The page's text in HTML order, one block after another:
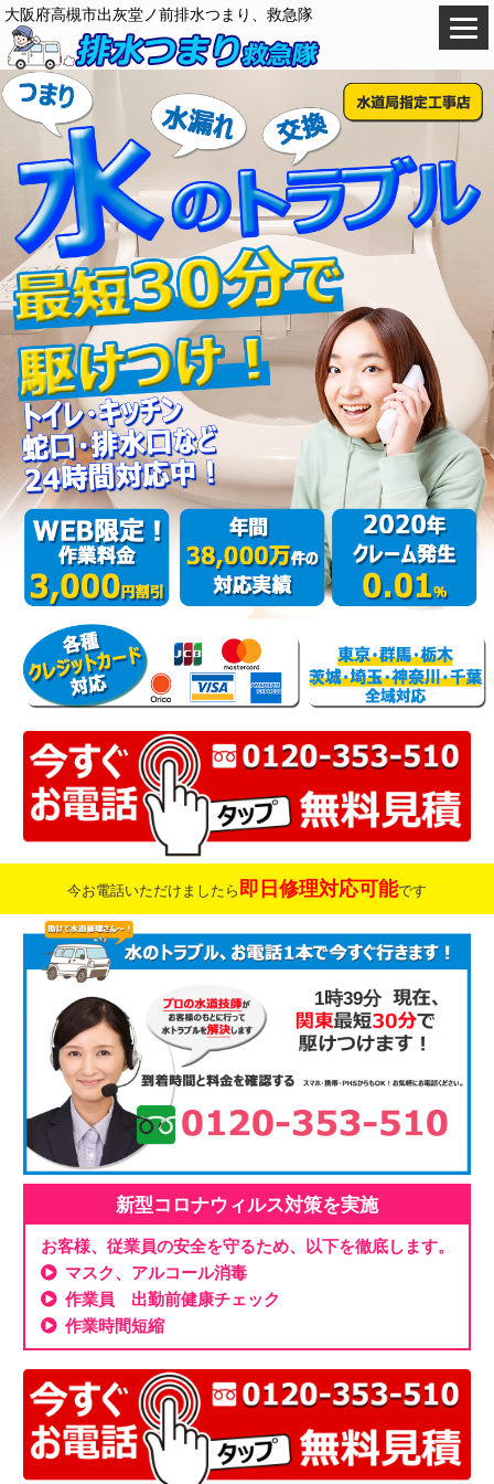
大阪府高槻市出灰堂ノ前排水つまり、救急隊
今お電話いただけましたら 即日修理対応可能です
1時39分
新型コロナウィルス対策を実施
お客様、従業員の安全を守るため、以下を徹底します。
マスク、アルコール消毒
作業員 出勤前健康チェック
作業時間短縮